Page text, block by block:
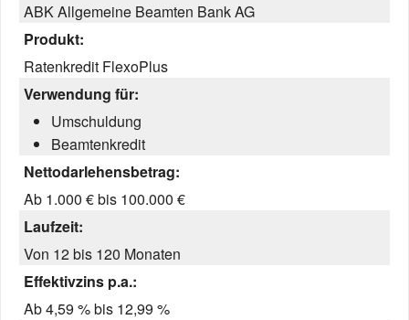
ABK Allgemeine Beamten Bank AG
Produkt:
Ratenkredit FlexoPlus
Verwendung für:
Umschuldung
Beamtenkredit
Nettodarlehensbetrag:
Ab 1.000 € bis 100.000 €
Laufzeit:
Von 12 bis 120 Monaten
Effektivzins p.a.:
Ab 4,59 % bis 12,99 %